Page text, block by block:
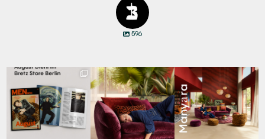
596
Zwischen Charakter
und Design:
Schauspieler August...
42 7
Den Kopf anlehnen. Die
Gedanken auf Reisen...
69 2
Manyara. Inspiriert von
der Weite Afrikas....
59 2